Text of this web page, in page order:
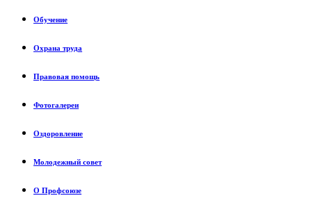
Обучение
Охрана труда
Правовая помощь
Фотогалереи
Оздоровление
Молодежный совет
О Профсоюзе